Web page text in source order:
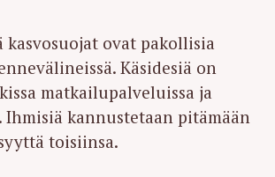
ovat pakollisia
Käsidesiä on
matkailupalveluissa ja
kannustetaan pitämään
toisiinsa.